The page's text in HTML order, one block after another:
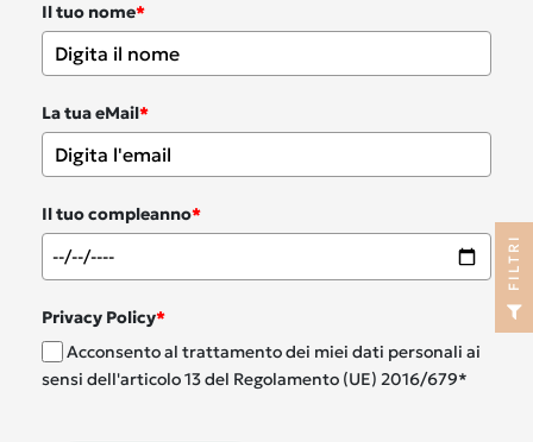
Il tuo nome*
La tua eMail*
Il tuo compleanno*
Privacy Policy*
Acconsento al trattamento dei miei dati personali ai
sensi dell'articolo 13 del Regolamento (UE) 2016/679*
I